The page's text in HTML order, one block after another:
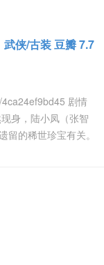
侠/古装 豆瓣 7.7
剧情
身，陆小凤（张智
的稀世珍宝有关。